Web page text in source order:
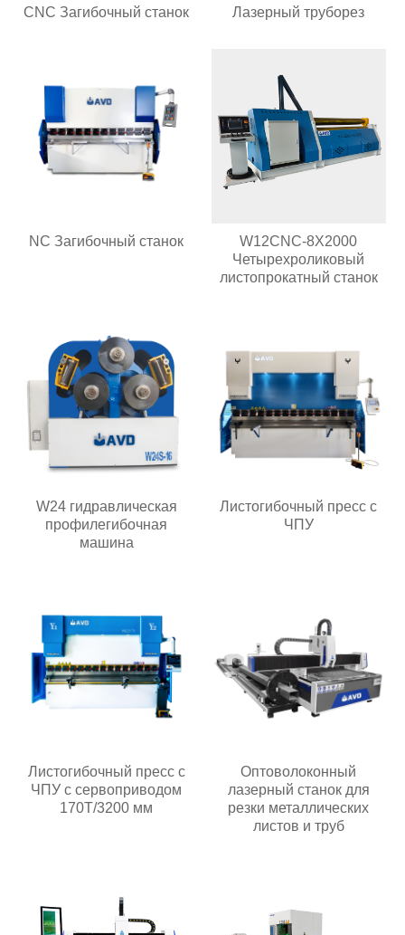
CNC Загибочный станок Лазерный труборез
NC Загибочный станок
W12CNC-8X2000
Четырехроликовый
листопрокатный станок
W24 гидравлическая
профилегибочная
машина
Листогибочный пресс с
ЧПУ
Листогибочный пресс с
ЧПУ с сервоприводом
170T/3200 мм
Оптоволоконный
лазерный станок для
резки металлических
листов и труб